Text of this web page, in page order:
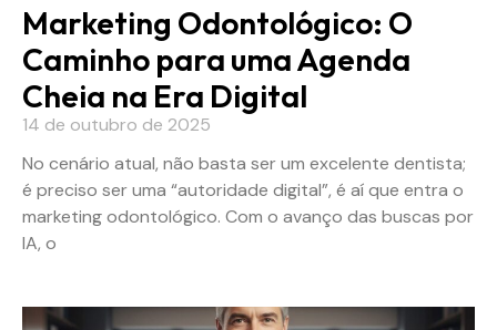
Marketing Odontológico: O
Caminho para uma Agenda
Cheia na Era Digital
14 de outubro de 2025
No cenário atual, não basta ser um excelente dentista;
é preciso ser uma “autoridade digital”, é aí que entra o
marketing odontológico. Com o avanço das buscas por
IA, o